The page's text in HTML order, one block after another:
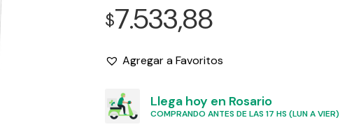
$7.533,88
Agregar a Favoritos
Llega hoy en Rosario
COMPRANDO ANTES DE LAS 17 HS (LUN A VIER)